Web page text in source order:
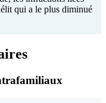
qui a le plus diminué